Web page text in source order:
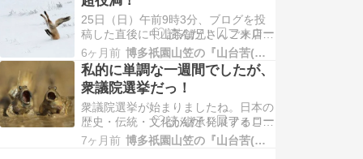
神社を出ると、粉雪も風と一緒に舞い
始めた。 2月1日（日）昼前の櫛田神
社。なんなんだこの参拝客は！ こち
らは観光客がなんかの店に並んでい
る。 …
25日（日）午前9時3分、ブログを投
稿した直後に中山茶舗兄さんご来店。
寒いから散歩コースは短くするそうで
す。賢明です。 筑前亭でのお昼。 ハ
イっと、夕方からは福高ラグビー部友
（キャプテン森・ウィング田中）と、
筑前亭で飲み会。猪肉を三種類（フラ
イ・低温調理・塩焼き）の調理で食べ
さ…
6ヶ月前 博多祇園山笠の『山台苦(山大工)』日記
私的に単調な一週間でしたが、
衆議院選挙だっ！
衆議院選挙が始まりましたね。日本の
歴史・伝統・文化が継承発展すること
を願ってます。 執行草舟 18日（日）
昼前、前回ブログ書き終わって筑前亭
7ヶ月前 博多祇園山笠の『山台苦(山大工)』日記